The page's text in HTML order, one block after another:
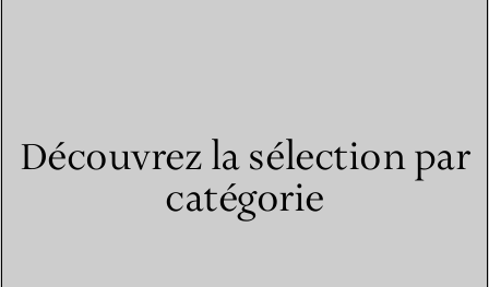
Découvrez la sélection par
catégorie